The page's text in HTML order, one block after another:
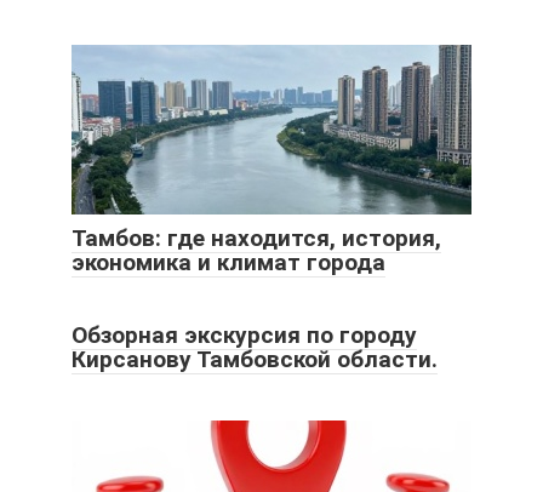
Тамбов: где находится, история,
экономика и климат города
Обзорная экскурсия по городу
Кирсанову Тамбовской области.